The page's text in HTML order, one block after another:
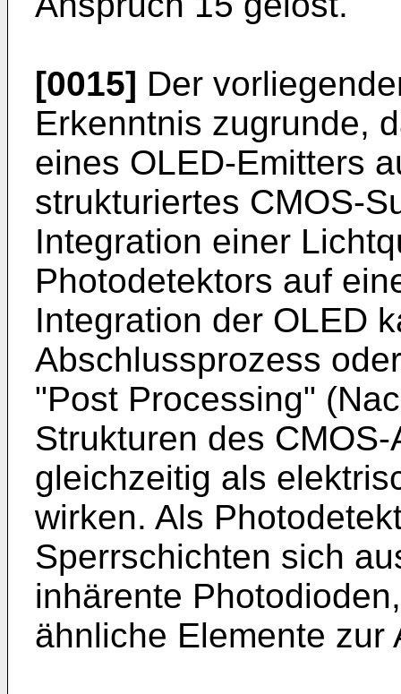
[0015] Der
Erkenntnis zugrunde,
eines OLED-Emitters
strukturiertes CMOS-
Integration einer
Photodetektors auf
Integration der OLED
Abschlussprozess
"Post Processing"
Strukturen des
gleichzeitig als
wirken. Als
Sperrschichten sich
inhärente
ähnliche Elemente zur